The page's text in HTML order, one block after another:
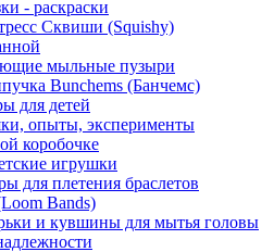
- раскраски
Сквиши (Squishy)
мыльные пузыри
Bunchems (Банчемс)
для детей
опыты, эксперименты
коробочке
игрушки
для плетения браслетов
Bands)
и кувшины для мытья головы